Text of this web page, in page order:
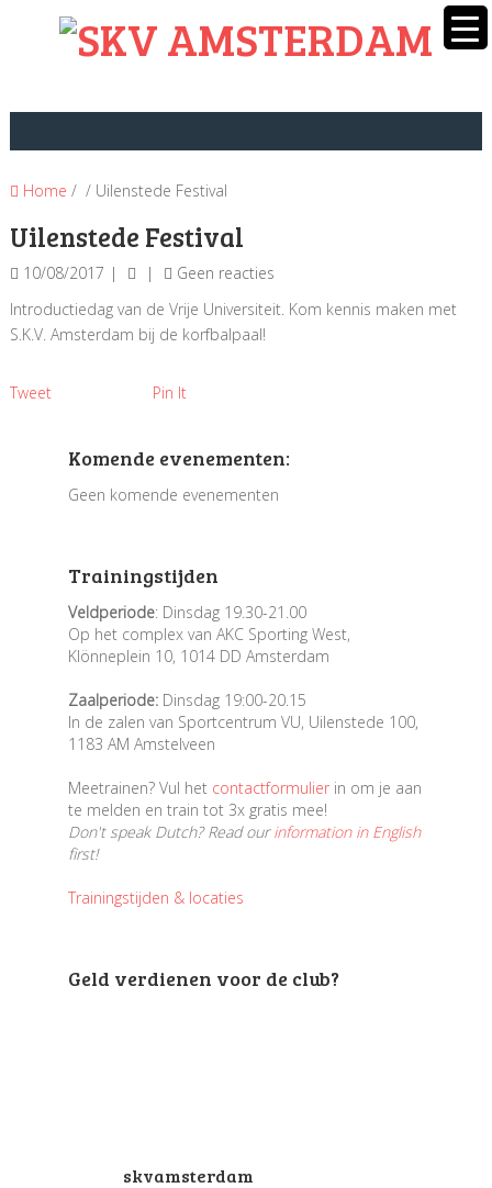
Home / / Uilenstede Festival
Uilenstede Festival
10/08/2017
Geen reacties
Introductiedag van de Vrije Universiteit. Kom kennis maken met
S.K.V. Amsterdam bij de korfbalpaal!
Tweet Pin It
Komende evenementen:
Geen komende evenementen
Trainingstijden
Veldperiode: Dinsdag 19.30-21.00
Op het complex van AKC Sporting West,
Klönneplein 10, 1014 DD Amsterdam
Zaalperiode:Dinsdag 19:00-20.15
In de zalen van Sportcentrum VU, Uilenstede 100,
1183 AM Amstelveen
Meetrainen? Vul het contactformulierin om je aan
te melden en train tot 3x gratis mee!
Don't speak Dutch? Read ourinformation in English
first!
Trainingstijden & locaties
Geld verdienen voor de club?
skvamsterdam